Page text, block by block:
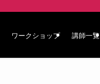
ワークショップ 講師一覧